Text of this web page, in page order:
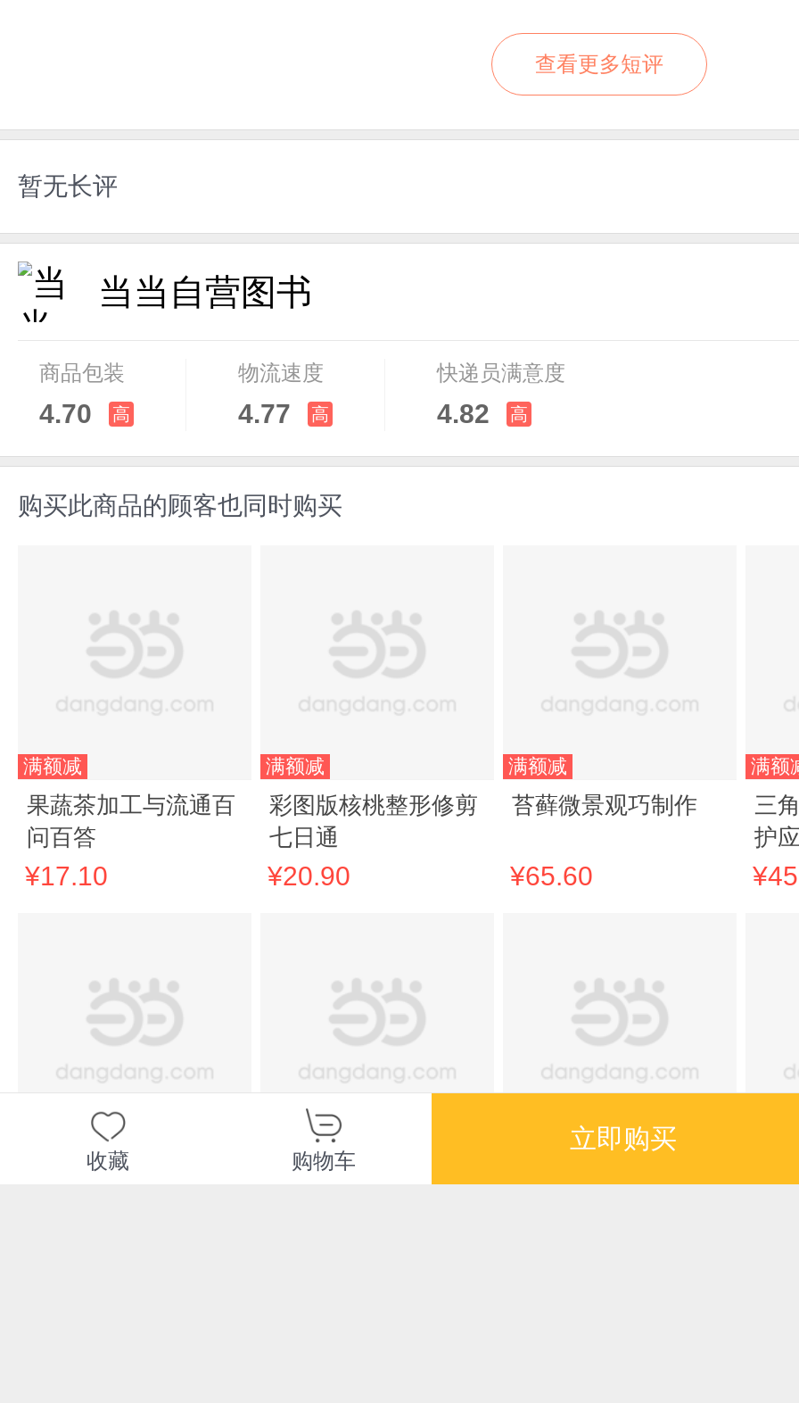
查看更多短评
暂无长评
当当自营图书
商品包装
4.70 高
物流速度
4.77 高
快递员满意度
4.82 高
购买此商品的顾客也同时购买
满额减
果蔬茶加工与流通百
问百答
¥17.10
红掌、蝴蝶兰、百
满额减
彩图版核桃整形修剪
七日通
¥20.90
满额减
四大家鱼绿色高效养
满额减
苔藓微景观巧制作
¥65.60
满额
三
护
收藏 购物车
立即购买